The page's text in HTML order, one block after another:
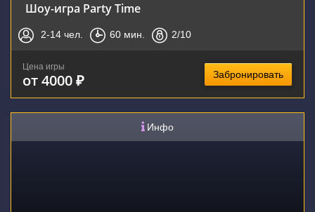
Шоу-игра Party Time
2-14 чел. 60 мин. 2/10
Цена игры
от 4000 ₽ Забронировать
Инфо